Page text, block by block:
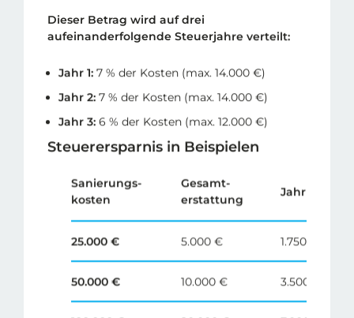
Dieser Betrag wird auf drei
aufeinanderfolgende Steuerjahre verteilt:
Jahr 1: 7 % der Kosten (max. 14.000 €)
Jahr 2: 7 % der Kosten (max. 14.000 €)
Jahr 3: 6 % der Kosten (max. 12.000 €)
Steuerersparnis in Beispielen
Sanierungs-
kosten
Gesamt-
erstattung
Jahr 1
25.000 € 5.000 € 1.750 €
50.000 € 10.000 € 3.500 €